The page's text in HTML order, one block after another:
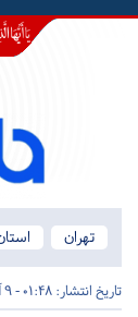
تهران
تاریخ انتشار: 01:48 - 9 آبان 1396